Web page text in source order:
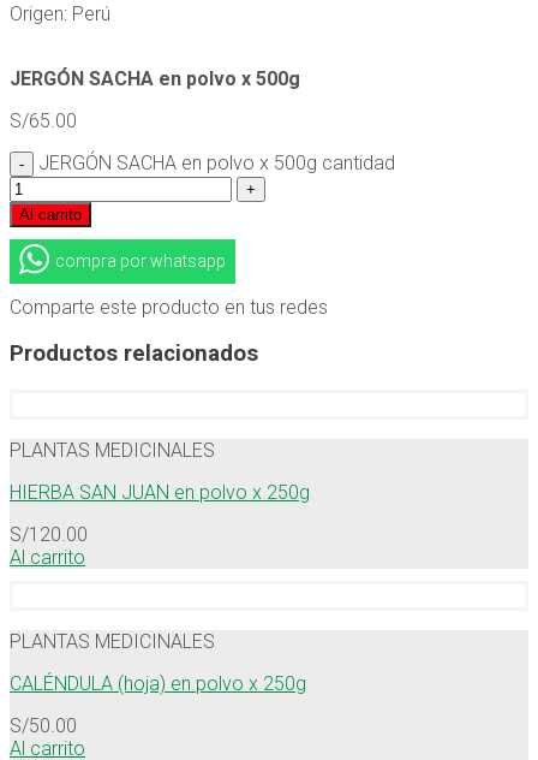
Origen: Perú
JERGÓN SACHA en polvo x 500g
S/65.00
JERGÓN SACHA en polvo x 500g cantidad
Al carrito
compra por whatsapp
Comparte este producto en tus redes
Productos relacionados
PLANTAS MEDICINALES
HIERBA SAN JUAN en polvo x 250g
S/120.00
Al carrito
PLANTAS MEDICINALES
CALÉNDULA (hoja) en polvo x 250g
S/50.00
Al carrito